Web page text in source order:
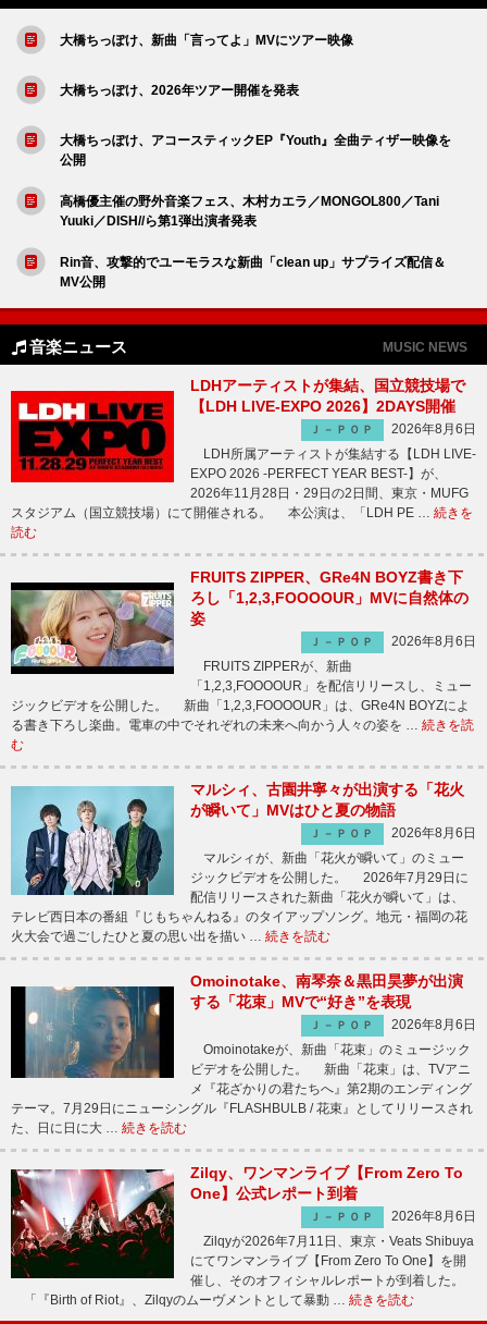
大橋ちっぽけ、新曲「言ってよ」MVにツアー映像
大橋ちっぽけ、2026年ツアー開催を発表
大橋ちっぽけ、アコースティックEP『Youth』全曲ティザー映像を
公開
高橋優主催の野外音楽フェス、木村カエラ／MONGOL800／Tani
Yuuki／DISH//ら第1弾出演者発表
Rin音、攻撃的でユーモラスな新曲「clean up」サプライズ配信＆
MV公開
音楽ニュース MUSIC NEWS
LDHアーティストが集結、国立競技場で
【LDH LIVE-EXPO 2026】2DAYS開催
Ｊ－ＰＯＰ
2026年8月6日
LDH所属アーティストが集結する【LDH LIVE-
EXPO 2026 -PERFECT YEAR BEST-】が、
2026年11月28日・29日の2日間、東京・MUFG
スタジアム（国立競技場）にて開催される。 本公演は、「LDH PE … 続きを
読む
FRUITS ZIPPER、GRe4N BOYZ書き下
ろし「1,2,3,FOOOOUR」MVに自然体の
姿
Ｊ－ＰＯＰ
2026年8月6日
FRUITS ZIPPERが、新曲
「1,2,3,FOOOOUR」を配信リリースし、ミュー
ジックビデオを公開した。 新曲「1,2,3,FOOOOUR」は、GRe4N BOYZによ
る書き下ろし楽曲。電車の中でそれぞれの未来へ向かう人々の姿を … 続きを読
む
マルシィ、古園井寧々が出演する「花火
が瞬いて」MVはひと夏の物語
Ｊ－ＰＯＰ
2026年8月6日
マルシィが、新曲「花火が瞬いて」のミュー
ジックビデオを公開した。 2026年7月29日に
配信リリースされた新曲「花火が瞬いて」は、
テレビ西日本の番組『じもちゃんねる』のタイアップソング。地元・福岡の花
火大会で過ごしたひと夏の思い出を描い … 続きを読む
Omoinotake、南琴奈＆黒田昊夢が出演
する「花束」MVで“好き”を表現
Ｊ－ＰＯＰ
2026年8月6日
Omoinotakeが、新曲「花束」のミュージック
ビデオを公開した。 新曲「花束」は、TVアニ
メ『花ざかりの君たちへ』第2期のエンディング
テーマ。7月29日にニューシングル『FLASHBULB / 花束』としてリリースされ
た、日に日に大 … 続きを読む
Zilqy、ワンマンライブ【From Zero To
One】公式レポート到着
Ｊ－ＰＯＰ
2026年8月6日
Zilqyが2026年7月11日、東京・Veats Shibuya
にてワンマンライブ【From Zero To One】を開
催し、そのオフィシャルレポートが到着した。
「『Birth of Riot』、Zilqyのムーヴメントとして暴動 … 続きを読む